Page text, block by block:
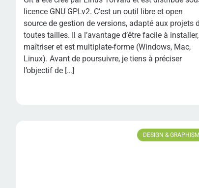
licence GNU GPLv2. C’est un outil libre et open
source de gestion de versions, adapté aux projets
toutes tailles. Il a l’avantage d’être facile à
maîtriser et est multiplate-forme (Windows, Mac,
Linux). Avant de poursuivre, je tiens à préciser
l’objectif de […]
DESIGN &